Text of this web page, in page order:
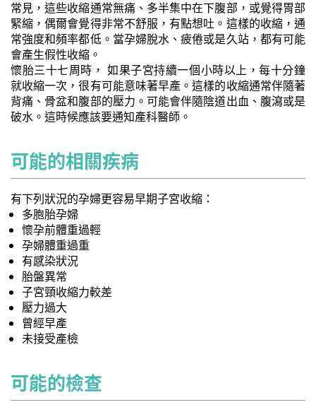
常見，這些收縮通常無痛、多半集中在下腹部，或覺得胃部
緊縮，偶爾會覺得非常不舒服，有點想吐。這樣的收縮，通
常強度和頻率都低。當孕婦脫水、疲倦或是久站，都有可能
會產生假性收縮。
懷胎三十七周時， 如果子宮持續一個小時以上，每十分鐘
就收縮一次，很有可能意味著早產。這樣的收縮通常伴隨著
背痛、骨盆和腹部的壓力。可能會伴隨陰道出血、腹瀉或是
破水。這時候應該要通知產科醫師。
可能的相關疾病
有下列狀況的孕婦更容易早期子宮收縮：
多胞胎孕婦
懷孕前體重過輕
孕婦體重過重
有感染狀況
胎盤異常
子宮頸收縮力較差
壓力過大
曾經早產
未接受產檢
可能的檢查